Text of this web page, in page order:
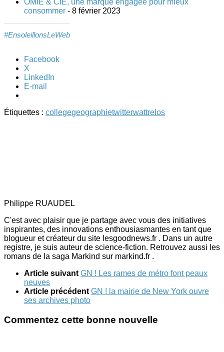
consommer - 8 février 2023
#EnsoleillonsLeWeb
Facebook
X
LinkedIn
E-mail
Étiquettes : collegegeographietwitterwattrelos
Philippe RUAUDEL
C'est avec plaisir que je partage avec vous des initiatives
inspirantes, des innovations enthousiasmantes en tant que
blogueur et créateur du site lesgoodnews.fr . Dans un autre
registre, je suis auteur de science-fiction. Retrouvez aussi les
romans de la saga Markind sur markind.fr .
Article suivant GN ! Les rames de métro font peaux
neuves
Article précédent GN ! la mairie de New York ouvre
ses archives photo
Commentez cette bonne nouvelle